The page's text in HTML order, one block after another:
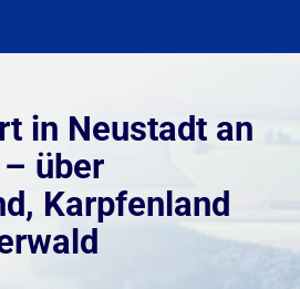
in Neustadt an
über
Karpfenland